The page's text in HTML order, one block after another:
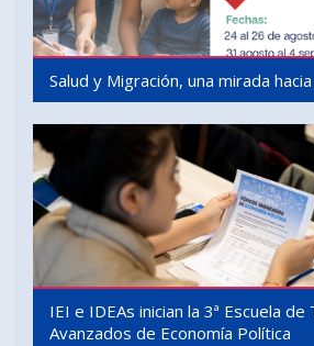
Salud y Migración, una mirada
IEI e IDEAs inician la 3ª Escuela de
Avanzados de Economía Política